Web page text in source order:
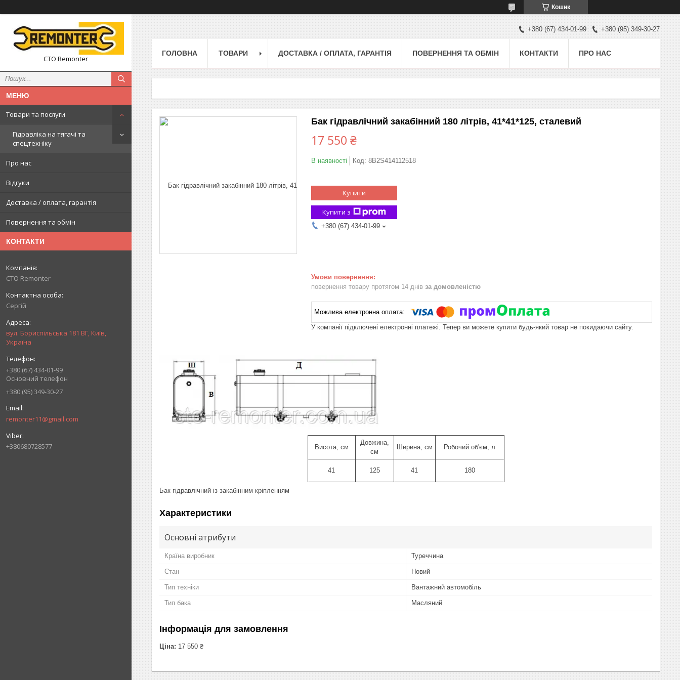
Кошик
СТО Remonter
Товари та послуги
Гідравліка на тягачі та
спецтехніку
Про нас
Відгуки
Доставка / оплата, гарантія
Повернення та обмін
КОНТАКТИ
СТО Remonter
Сергій
вул. Бориспільська 181 ВГ, Київ,
Україна
+380 (67) 434-01-99
Основний телефон
+380 (95) 349-30-27
remonter11@gmail.com
+380680728577
+380 (67) 434-01-99 +380 (95) 349-30-27
ГОЛОВНА ТОВАРИ ДОСТАВКА / ОПЛАТА, ГАРАНТІЯ ПОВЕРНЕННЯ ТА ОБМІН КОНТАКТИ ПРО НАС
Бак гідравлічний закабінний 180 літрів, 41*41*125, сталевий
17 550 ₴
В наявності Код: 8B2S414112518
Купити
Купити з
+380 (67) 434-01-99
повернення товару протягом 14 днів за домовленістю
У компанії підключені електронні платежі. Тепер ви можете купити будь-який товар не покидаючи сайту.
Висота, см
Довжина,
см
Ширина, см Робочий об'єм, л
41 125 41 180
Бак гідравлічний із закабінним кріпленням
Характеристики
Основні атрибути
Країна виробник Туреччина
Стан Новий
Тип техніки Вантажний автомобіль
Тип бака Масляний
Інформація для замовлення
Ціна: 17 550 ₴